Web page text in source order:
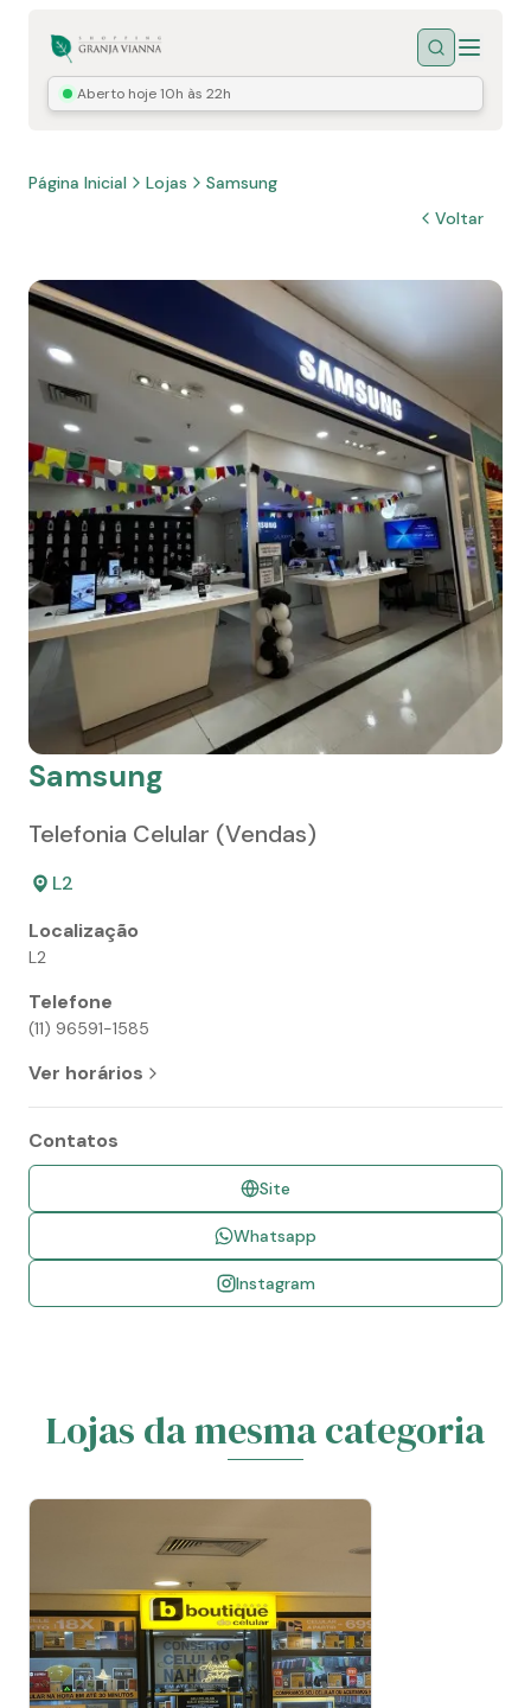
BuscarMenu
Aberto hoje10h às 22h
Página Inicial Lojas
Samsung
Voltar
Samsung
Telefonia Celular (Vendas)
L2
Localização
L2
Telefone
(11) 96591-1585
Ver horários
Contatos
Site
Whatsapp
Instagram
Lojas da mesma categoria